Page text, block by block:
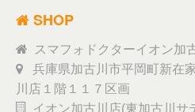
SHOP
スマフォドクターイオン加
兵庫県加古川市平岡町新在
川店１階１１７区画
イオン加古川店(東加古川サ